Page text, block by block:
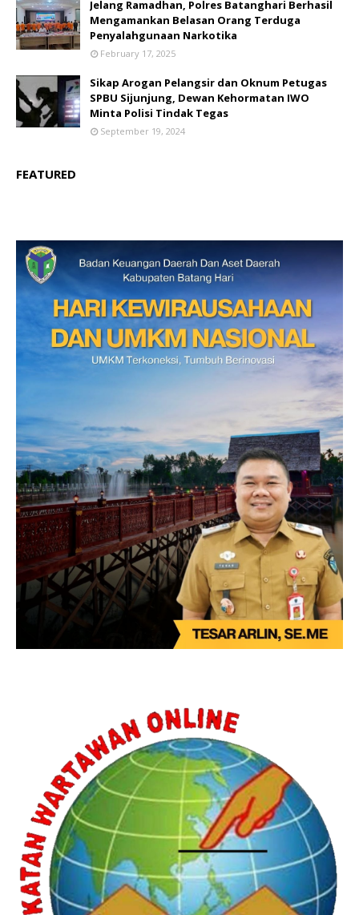
Jelang Ramadhan, Polres Batanghari Berhasil
Mengamankan Belasan Orang Terduga
Penyalahgunaan Narkotika
February 17, 2025
Sikap Arogan Pelangsir dan Oknum Petugas
SPBU Sijunjung, Dewan Kehormatan IWO
Minta Polisi Tindak Tegas
September 19, 2024
FEATURED